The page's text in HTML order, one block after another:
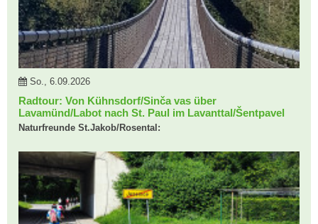
So., 6.09.2026
Radtour: Von Kühnsdorf/Sinča vas über
Lavamünd/Labot nach St. Paul im Lavanttal/Šentpavel
Naturfreunde St.Jakob/Rosental: